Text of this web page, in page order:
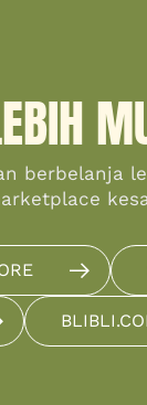
berbelanja